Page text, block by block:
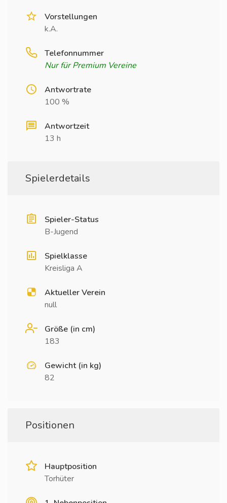
Vorstellungen
k.A.
Telefonnummer
Nur für Premium Vereine
Antwortrate
100 %
Antwortzeit
13 h
Spielerdetails
Spieler-Status
B-Jugend
Spielklasse
Kreisliga A
Aktueller Verein
null
Größe (in cm)
183
Gewicht (in kg)
82
Positionen
Hauptposition
Torhüter